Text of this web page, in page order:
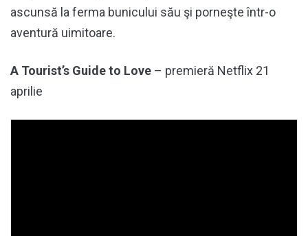
ascunsă la ferma bunicului său şi porneşte într-o
aventură uimitoare.
A Tourist’s Guide to Love – premieră Netflix 21
aprilie